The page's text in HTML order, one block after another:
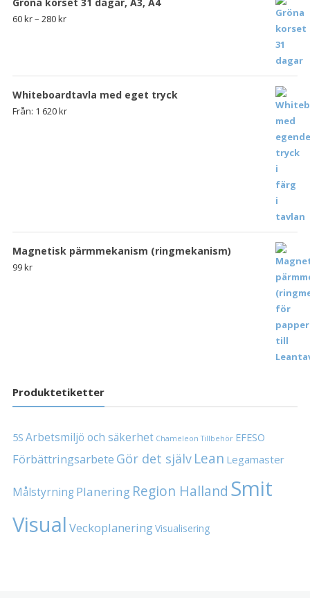
60kr– 280kr
Whiteboardtavla med eget tryck
Från: 1 620kr
Magnetisk pärmmekanism (ringmekanism)
99kr
Produktetiketter
5S Arbetsmiljö och säkerhet Chameleon Tillbehör EFESO
Förbättringsarbete Gör det själv Lean Legamaster
Målstyrning Planering Region Halland Smit
Visual VeckoplaneringVisualisering